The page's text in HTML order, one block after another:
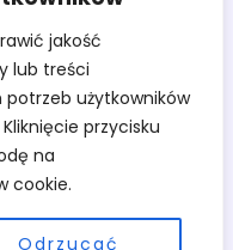
jakość
lub treści
użytkowników
przycisku
na
cookie.
Odrzucać